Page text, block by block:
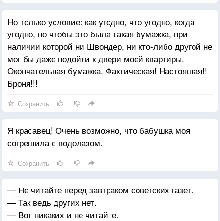
Но только условие: как угодно, что угодно, когда
угодно, но чтобы это была такая бумажка, при
наличии которой ни Швондер, ни кто-либо другой не
мог бы даже подойти к двери моей квартиры.
Окончательная бумажка. Фактическая! Настоящая!!
Броня!!!
Сохранить
Я красавец! Очень возможно, что бабушка моя
согрешила с водолазом.
Сохранить
— Не читайте перед завтраком советских газет.
— Так ведь других нет.
— Вот никаких и не читайте.